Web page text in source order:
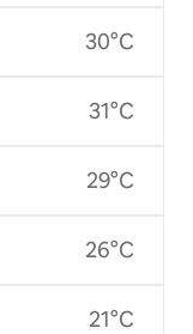
30°C
31°C
29°C
26°C
21°C